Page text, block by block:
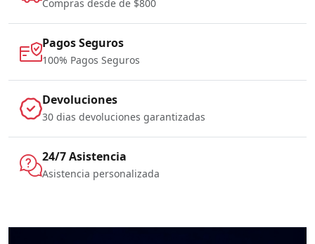
Compras desde de $800
Pagos Seguros
100% Pagos Seguros
Devoluciones
30 dias devoluciones garantizadas
24/7 Asistencia
Asistencia personalizada